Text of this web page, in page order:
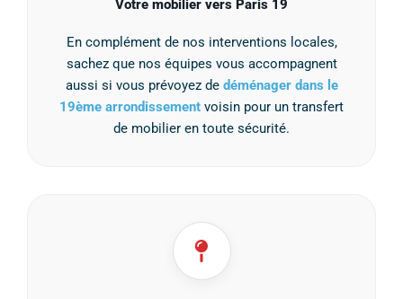
Votre mobilier vers Paris 19
En complément de nos interventions locales,
sachez que nos équipes vous accompagnent
aussi si vous prévoyez de déménager dans le
19ème arrondissement voisin pour un transfert
de mobilier en toute sécurité.